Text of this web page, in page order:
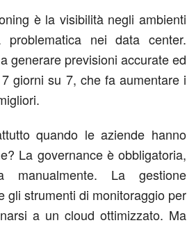
è la visibilità negli ambienti
nei data center.
generare previsioni accurate ed
giorni su 7, che fa aumentare i
quando le aziende hanno
La governance è obbligatoria,
La gestione
gli strumenti di monitoraggio per
a un cloud ottimizzato. Ma